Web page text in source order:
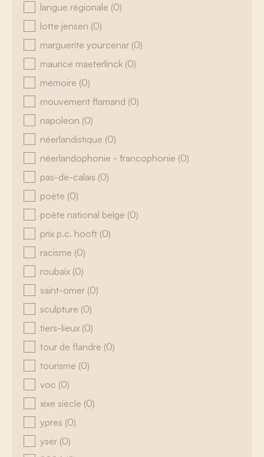
langue régionale (0)
lotte jensen (0)
marguerite yourcenar (0)
maurice maeterlinck (0)
mémoire (0)
mouvement flamand (0)
napoleon (0)
néerlandistique (0)
néerlandophonie - francophonie (0)
pas-de-calais (0)
poète (0)
poète national belge (0)
prix p.c. hooft (0)
racisme (0)
roubaix (0)
saint-omer (0)
sculpture (0)
tiers-lieux (0)
tour de flandre (0)
tourisme (0)
voc (0)
xixe siècle (0)
ypres (0)
yser (0)